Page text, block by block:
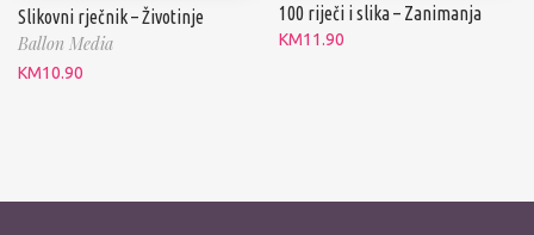
Slikovni rječnik – Životinje
Ballon Media
KM10.90
100 riječi i slika – Zanimanja
KM11.90